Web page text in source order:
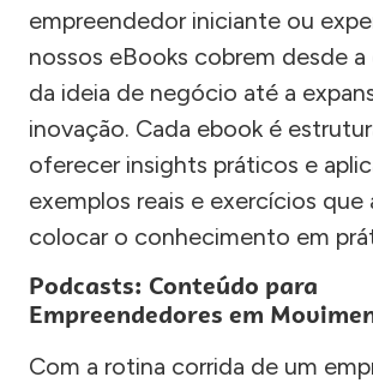
empreendedor iniciante ou
nossos eBooks cobrem desde
da ideia de negócio até a
inovação. Cada ebook é
oferecer insights práticos e
exemplos reais e exercícios que
colocar o conhecimento em
Podcasts: Conteúdo para
Empreendedores em
Com a rotina corrida de um